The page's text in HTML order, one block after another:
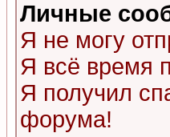
Личные
Я не могу
Я всё время
Я получил
форума!